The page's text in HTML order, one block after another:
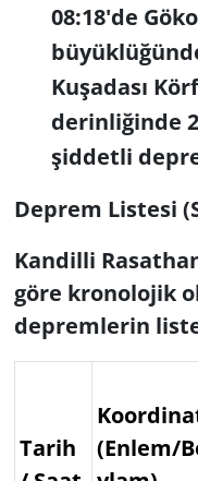
08:18'de
Kuşadası
derinliğinde
şiddetli
Deprem Listesi
Kandilli
göre kronolojik
depremlerin
Tarih
(Enlem/